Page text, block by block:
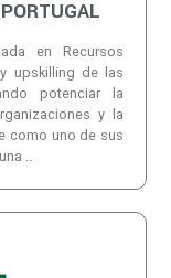
en Recursos
upskilling de las
potenciar la
y la
como uno de sus
..